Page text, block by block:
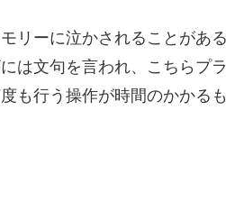
リーに泣かされることがあ
は文句を言われ、こちらプ
も行う操作が時間のかかる